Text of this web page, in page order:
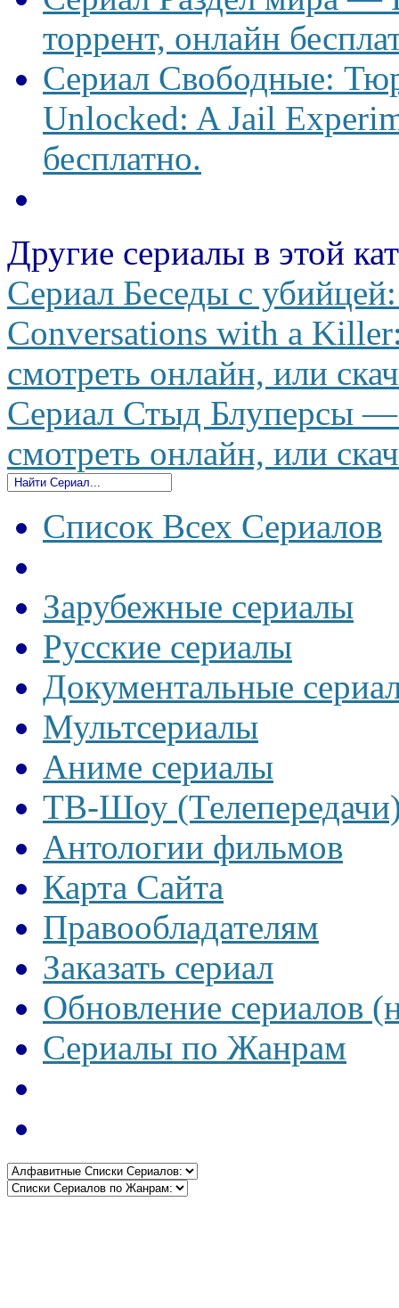
торрент, онлайн
Сериал Свободные:
Unlocked: A Jail
бесплатно.
Другие сериалы в этой
Сериал Беседы с
Conversations with a
смотреть онлайн, или
Сериал Стыд Блуперсы
смотреть онлайн, или
Список Всех Сериалов
Зарубежные сериалы
Русские сериалы
Документальные
Мультсериалы
Аниме сериалы
ТВ-Шоу
Антологии фильмов
Карта Сайта
Правообладателям
Заказать сериал
Обновление сериалов
Сериалы по Жанрам